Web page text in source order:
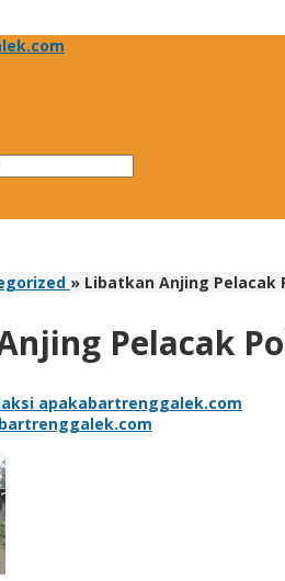
» Libatkan Anjing Pelacak
Pelacak
apakabartrenggalek.com